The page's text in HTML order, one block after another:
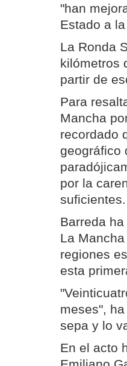
"han
Estado a
La Ronda
kilómetros
partir de
Para
Mancha
recordado
geográfico
por la
suficientes.
Barreda
La
regiones
esta
meses",
sepa y lo
En el acto